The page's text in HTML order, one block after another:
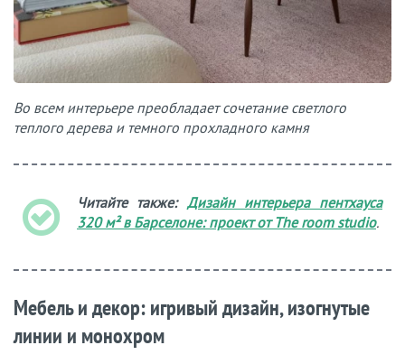
Во всем интерьере преобладает сочетание светлого
теплого дерева и темного прохладного камня
Читайте также: Дизайн интерьера пентхауса
320 м² в Барселоне: проект от The room studio.
Мебель и декор: игривый дизайн, изогнутые
линии и монохром